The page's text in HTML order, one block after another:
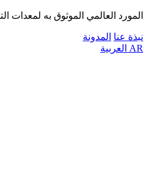
المورد العالمي الموثوق به لمعدات
نبذة عنا المدونة
AR العربية